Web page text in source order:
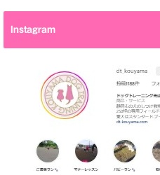
Instagram